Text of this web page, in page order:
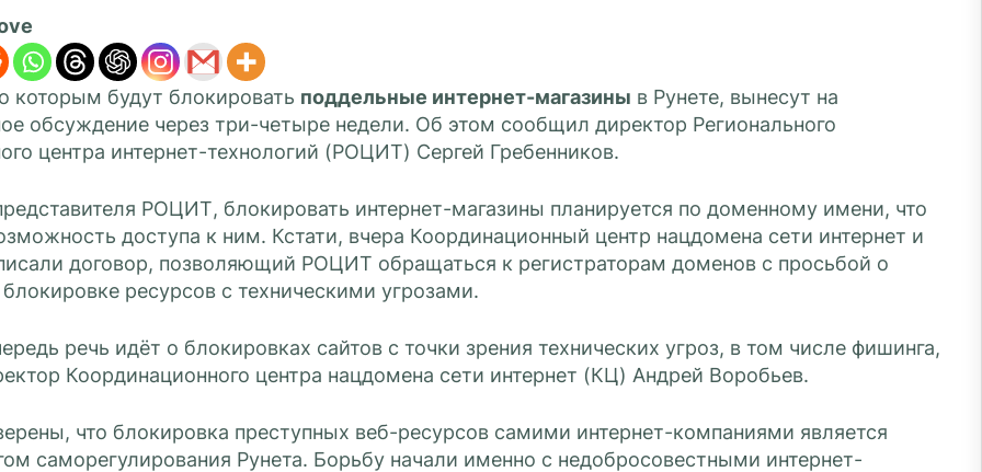
которым будут блокировать поддельные интернет-магазины в Рунете, вынесут на
обсуждение через три-четыре недели. Об этом сообщил директор Регионального
центра интернет-технологий (РОЦИТ) Сергей Гребенников.
РОЦИТ, блокировать интернет-магазины планируется по доменному имени, что
доступа к ним. Кстати, вчера Координационный центр нацдомена сети интернет и
договор, позволяющий РОЦИТ обращаться к регистраторам доменов с просьбой о
ресурсов с техническими угрозами.
речь идёт о блокировках сайтов с точки зрения технических угроз, в том числе фишинга,
Координационного центра нацдомена сети интернет (КЦ) Андрей Воробьев.
что блокировка преступных веб-ресурсов самими интернет-компаниями является
саморегулирования Рунета. Борьбу начали именно с недобросовестными интернет-